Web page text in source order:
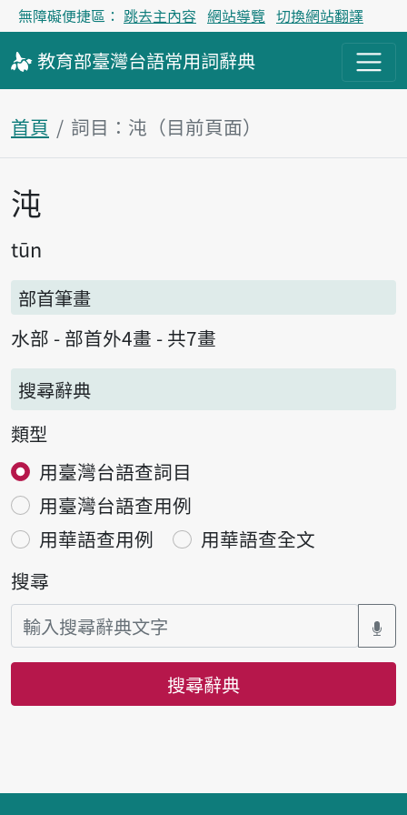
無障礙便捷區： 跳去主內容 網站導覽 切換網站翻譯
教育部臺灣台語常用詞辭典
首頁 詞目：沌（目前頁面）
主內容區塊
沌
tūn
部首筆畫
水部 - 部首外4畫 - 共7畫
搜尋辭典
類型
用臺灣台語查詞目
用臺灣台語查用例
用華語查用例
用華語查全文
搜尋
搜尋辭典